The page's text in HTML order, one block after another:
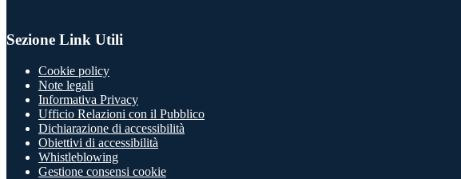
Sezione Link Utili
Cookie policy
Note legali
Informativa Privacy
Ufficio Relazioni con il Pubblico
Dichiarazione di accessibilità
Obiettivi di accessibilità
Whistleblowing
Gestione consensi cookie